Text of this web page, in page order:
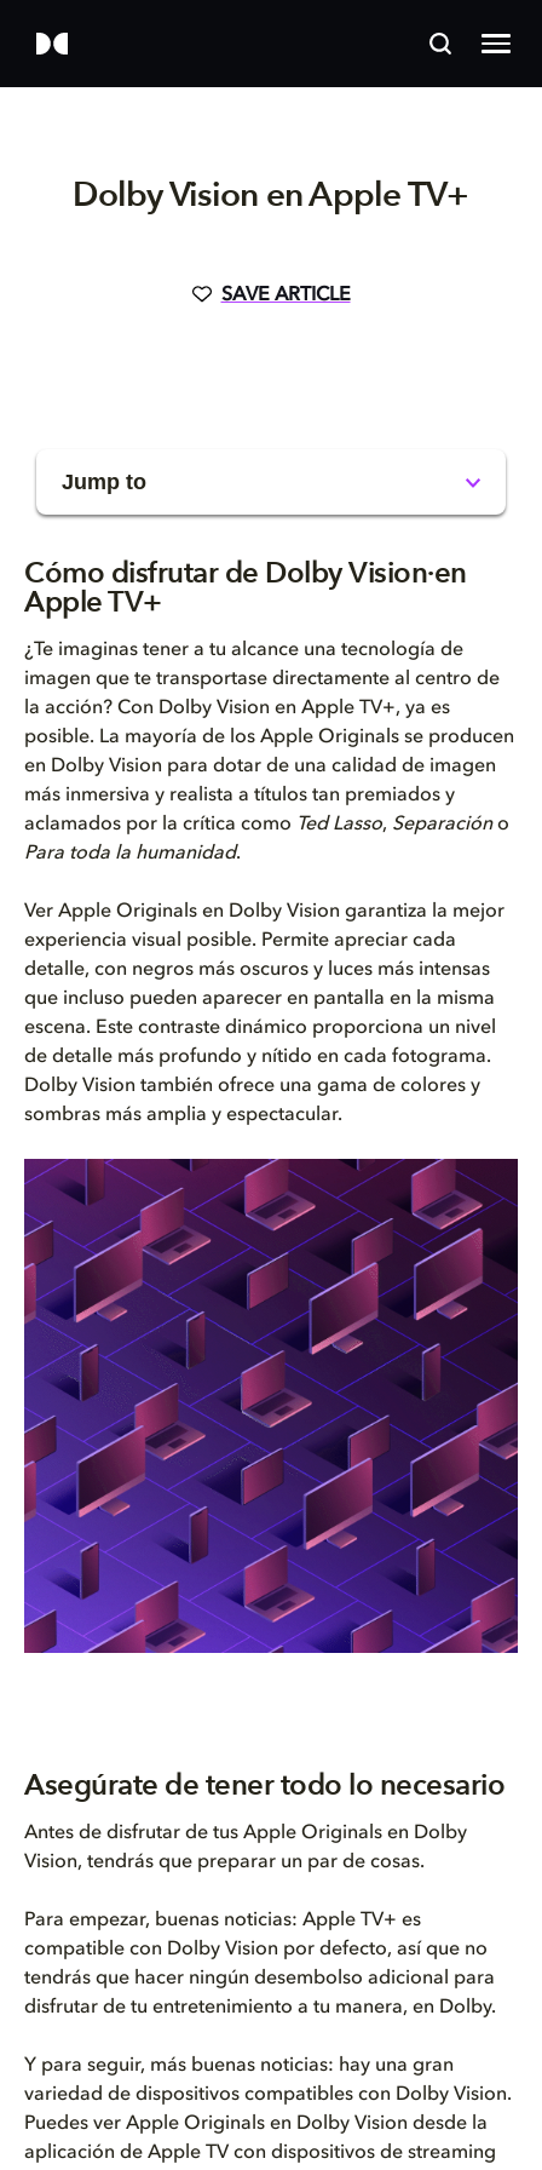
Dolby Vision en Apple TV+
SAVE ARTICLE
Jump to
Asegúrate de tener todo lo nec...
Solo te queda darle al play y ...
Qué diferencias notarás al ver...
Cómo disfrutar de Dolby Vision·en
Apple TV+
¿Te imaginas tener a tu alcance una tecnología de
imagen que te transportase directamente al centro de
la acción? Con Dolby Vision en Apple TV+, ya es
posible. La mayoría de los Apple Originals se producen
en Dolby Vision para dotar de una calidad de imagen
más inmersiva y realista a títulos tan premiados y
aclamados por la crítica como Ted Lasso, Separacióno
Para toda la humanidad.
Ver Apple Originals en Dolby Vision garantiza la mejor
experiencia visual posible. Permite apreciar cada
detalle, con negros más oscuros y l uces más intensas
que incluso pueden aparecer en pantalla en la misma
escena. Este contraste dinámico proporciona un nivel
de detalle más profundo y nítido en cada fotograma.
Dolby Vision también ofrece una gama de colores y
sombras más amplia y espectacular.
Asegúrate de tener todo lo necesario
Antes de disfrutar de tus Apple Originals en Dolby
Vision, tendrás que preparar un par de cosas.
Para empezar, buenas noticias: Apple TV+ es
compatible con Dolby Vision por defecto, así que no
tendrás que hacer ningún desembolso adicional para
disfrutar de tu entretenimiento a tu manera, en Dolby.
Y para seguir, más buenas noticias: hay una gran
variedad de dispositivos compatibles con Dolby Vision.
Puedes ver Apple Originals en Dolby Vision desde la
aplicación de Apple TV con dispositivos de streaming